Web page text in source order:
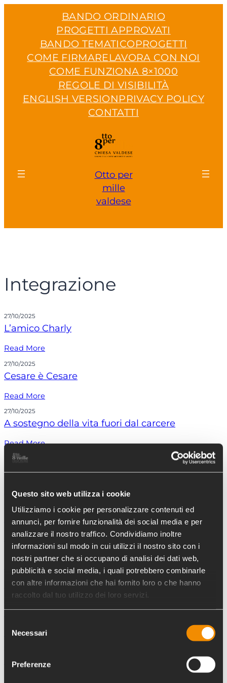
Questo sito web utilizza i cookie
Utilizziamo i cookie per personalizzare contenuti ed
annunci, per fornire funzionalità dei social media e per
analizzare il nostro traffico. Condividiamo inoltre
informazioni sul modo in cui utilizzi il nostro sito con i
nostri partner che si occupano di analisi dei dati web,
pubblicità e social media, i quali potrebbero combinarle
con altre informazioni che hai fornito loro o che hanno
raccolto dal tuo utilizzo dei loro servizi.
delNecessari
Preferenze
BANDO ORDINARIO
PROGETTI APPROVATI
BANDO TEMATICOPROGETTI
COME FIRMARELAVORA CON NOI
COME FUNZIONA 8×1000
REGOLE DI VISIBILITÀ
ENGLISH VERSIONPRIVACY POLICY
CONTATTI
Otto per
mille
valdese
Integrazione
27/10/2025
L’amico Charly
Read More
27/10/2025
Cesare è Cesare
Read More
27/10/2025
A sostegno della vita fuori dal carcere
Read More
27/10/2025
Rugby in carrozzina
Read More
27/10/2025
Liberi Nantes
Read More
Remida Campania
Read More
Centro Cristiano di Riesi
Read More
Condividere – Agape